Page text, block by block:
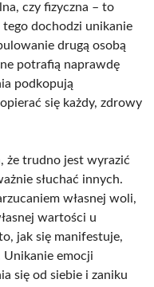
czy fizyczna – to
dochodzi unikanie
drugą osobą
potrafią naprawdę
podkopują
się każdy, zdrowy
że trudno jest wyrazić
słuchać innych.
własnej woli,
wartości u
jak się manifestuje,
Unikanie emocji
się od siebie i zaniku